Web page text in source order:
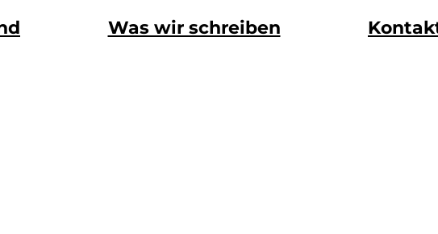
Was wir schreiben